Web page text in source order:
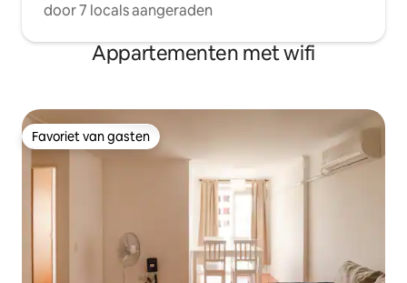
door 7 locals aangeraden
Appartementen met wifi
Favoriet van gasten
Favoriet van gasten